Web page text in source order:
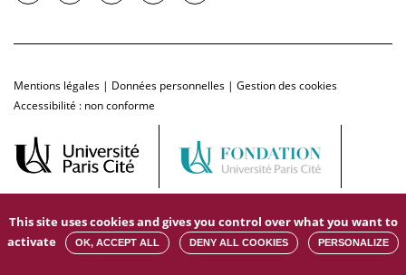
Mentions légales | Données personnelles | Gestion des cookies
Accessibilité : non conforme
This site uses cookies and gives you control over what you want to
activate
OK, ACCEPT ALL DENY ALL COOKIES PERSONALIZE